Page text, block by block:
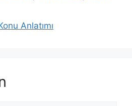
Anlatımı